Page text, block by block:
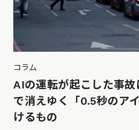
コラム
AIの運転が起こした事
で消えゆく「0.5秒のア
けるもの